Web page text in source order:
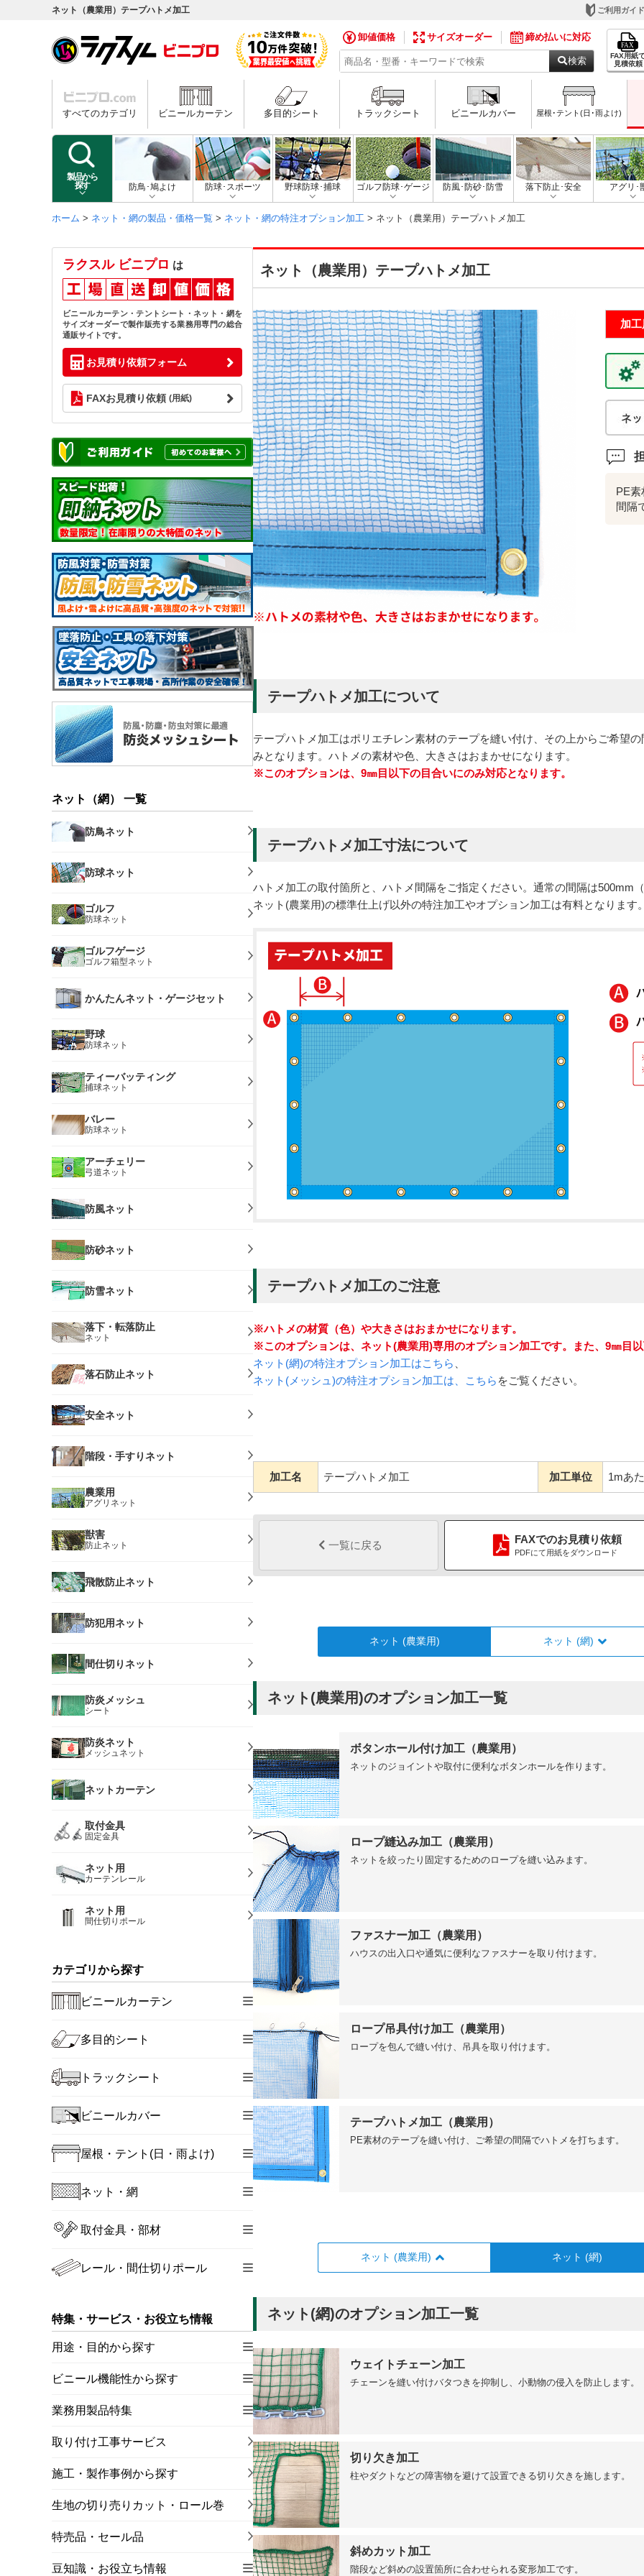
ネット（農業用）テープハトメ加工 ご利用ガイド
卸値価格 サイズオーダー 締め払いに対応
検索
FAX用紙
見積依頼
すべてのカテゴリ ビニールカーテン 多目的シート トラックシート ビニールカバー 屋根･テント(日･雨よけ)
製品から
探す
防鳥･鳩よけ 防球･スポーツ 野球防球･捕球 ゴルフ防球･ゲージ 防風･防砂･防雪 落下防止･安全 アグリ･
ホーム > ネット・網の製品・価格一覧 > ネット・網の特注オプション加工 > ネット（農業用）テープハトメ加工
ネット（農業用）テープハトメ加工
加
PE
間隔
テープハトメ加工について
テープハトメ加工はポリエチレン素材のテープを縫い付け、その上からご希望
みとなります。ハトメの素材や色、大きさはおまかせになります。
※このオプションは、9㎜目以下の目合いにのみ対応となります。
テープハトメ加工寸法について
ハトメ加工の取付箇所と、ハトメ間隔をご指定ください。通常の間隔は500mm
ネット(農業用)の標準仕上げ以外の特注加工やオプション加工は有料となります。
テープハトメ加工のご注意
※ハトメの材質（色）や大きさはおまかせになります。
※このオプションは、ネット(農業用)専用のオプション加工です。また、9㎜目
ネット(網)の特注オプション加工はこちら
ネット(メッシュ)の特注オプション加工は、こちら をご覧ください。
加工名 テープハトメ加工 加工単位 1mあ
一覧に戻る FAXでのお見積り依頼
PDFにて用紙をダウンロード
ネット (農業用) ネット (網)
ネット(農業用)のオプション加工一覧
ボタンホール付け加工（農業用）
ネットのジョイントや取付に便利なボタンホールを作ります。
ロープ縫込み加工（農業用）
ネットを絞ったり固定するためのロープを縫い込みます。
ファスナー加工（農業用）
ハウスの出入口や通気に便利なファスナーを取り付けます。
ロープ吊具付け加工（農業用）
ロープを包んで縫い付け、吊具を取り付けます。
テープハトメ加工（農業用）
PE素材のテープを縫い付け、ご希望の間隔でハトメを打ちます。
ネット (農業用) ネット (網)
ネット(網)のオプション加工一覧
ウェイトチェーン加工
チェーンを縫い付けバタつきを抑制し、小動物の侵入を防止します。
切り欠き加工
柱やダクトなどの障害物を避けて設置できる切り欠きを施します。
斜めカット加工
階段など斜めの設置箇所に合わせられる変形加工です。
ラクスル ビニプロ は
ビニールカーテン・テントシート・ネット・網を
サイズオーダーで製作販売する業務用専門の総合
通販サイトです。
お見積り依頼フォーム
FAXお見積り依頼 (用紙)
ネット（網） 一覧
防鳥ネット
防球ネット
ゴルフ
防球ネット
ゴルフゲージ
ゴルフ箱型ネット
かんたんネット・ゲージセット
野球
防球ネット
ティーバッティング
捕球ネット
バレー
防球ネット
アーチェリー
弓道ネット
防風ネット
防砂ネット
防雪ネット
落下・転落防止
ネット
落石防止ネット
安全ネット
階段・手すりネット
農業用
アグリネット
獣害
防止ネット
飛散防止ネット
防犯用ネット
間仕切りネット
防炎メッシュ
シート
防炎ネット
メッシュネット
ネットカーテン
取付金具
固定金具
ネット用
カーテンレール
ネット用
間仕切りポール
カテゴリから探す
ビニールカーテン
多目的シート
トラックシート
ビニールカバー
屋根・テント(日・雨よけ)
ネット・網
取付金具・部材
レール・間仕切りポール
特集・サービス・お役立ち情報
用途・目的から探す
ビニール機能性から探す
業務用製品特集
取り付け工事サービス
施工・製作事例から探す
生地の切り売りカット・ロール巻
特売品・セール品
豆知識・お役立ち情報